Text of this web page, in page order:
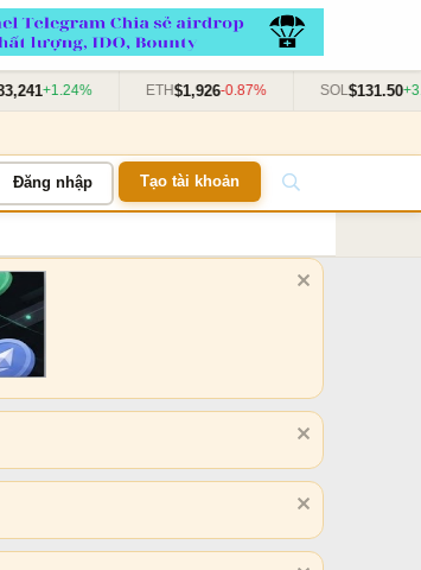
+1.24% $1,926-0.87% $131.50+3.11%
Đăng nhập Tạo tài khoản